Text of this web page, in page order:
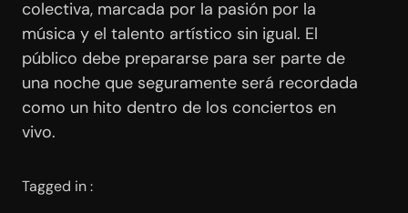
colectiva, marcada por la pasión por la
música y el talento artístico sin igual. El
público debe prepararse para ser parte de
una noche que seguramente será recordada
como un hito dentro de los conciertos en
vivo.
Tagged in :